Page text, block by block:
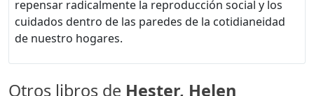
repensar radicalmente la reproducción social y los
cuidados dentro de las paredes de la cotidianeidad
de nuestro hogares.
Otros libros de Hester, Helen